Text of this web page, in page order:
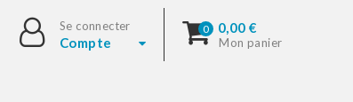
Mon panier
0,00 €
0
Se connecter
Compte